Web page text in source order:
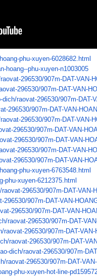
phu-xuyen-6028682.html
hoang--phu-xuyen-n1003005
296530/907m-DAT-VAN-
296530/907m-DAT-VAN-
dich/raovat-296530/907m-DAT-
296530/907m-DAT-VAN-
296530/907m-DAT-VAN-
296530/907m-DAT-VAN-
296530/907m-DAT-VAN-
296530/907m-DAT-VAN-
296530/907m-DAT-VAN-
phu-xuyen-6763548.html
phu-xuyen-6212375. html
raovat-296530/907m-DAT-VAN-
296530/907m-DAT-VAN-
296530/907m-DAT-VAN-
raovat-296530/907m-DAT-
raovat-296530/907m-DAT-
raovat-296530/907m-DAT-
dich/raovat-296530/907m-
raovat-296530/907m-DAT-
phu-xuyen-hot- line-